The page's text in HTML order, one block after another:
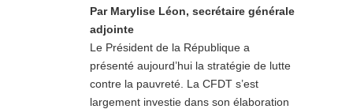
Par Marylise Léon, secrétaire générale
adjointe
Le Président de la République a
présenté aujourd’hui la stratégie de lutte
contre la pauvreté. La CFDT s’est
largement investie dans son élaboration